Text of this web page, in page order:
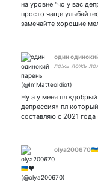
на уровне "чо у вас
просто чаще
замечайте хорошие
один
ложь ложь
Ну а у меня пл «добрый
депрессия» пл
составляю с 2021 года